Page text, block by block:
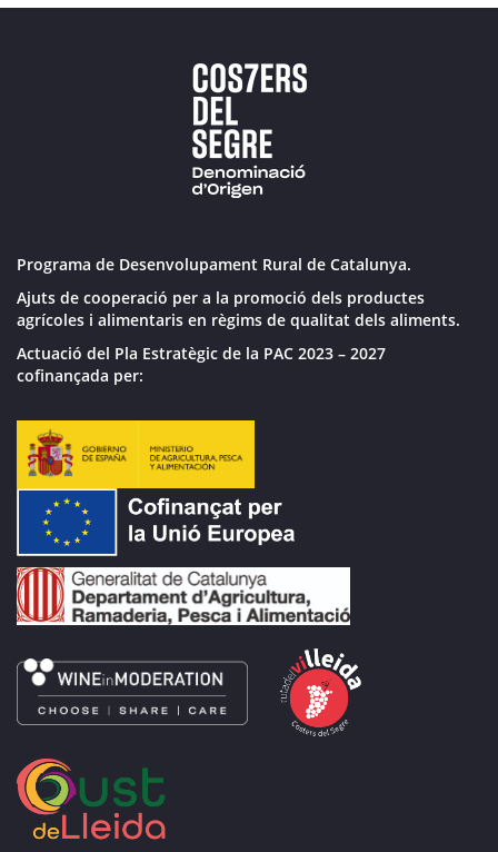
Programa de Desenvolupament Rural de Catalunya.
Ajuts de cooperació per a la promoció dels productes
agrícoles i alimentaris en règims de qualitat dels aliments.
Actuació del Pla Estratègic de la PAC 2023 – 2027
cofinançada per: